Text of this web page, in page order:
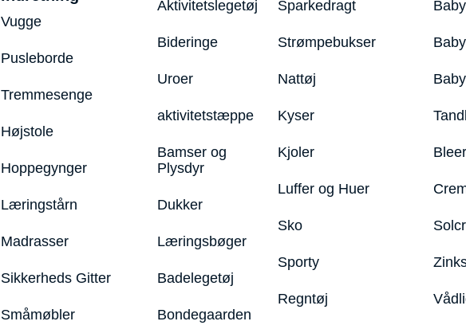
Vugge
Pusleborde
Tremmesenge
Højstole
Hoppegynger
Læringstårn
Madrasser
Sikkerheds Gitter
Småmøbler
Aktivitetslegetøj
Bideringe
Uroer
aktivitetstæppe
Bamser og
Plysdyr
Dukker
Læringsbøger
Badelegetøj
Bondegaarden
Sparkedragt
Strømpebukser
Nattøj
Kyser
Kjoler
Luffer og Huer
Sko
Sporty
Regntøj
Bleer